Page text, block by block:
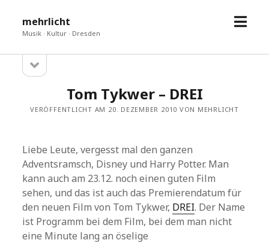
mehrlicht
Musik · Kultur · Dresden
Menü
Sidebar
öffnen
Tom Tykwer – DREI
VERÖFFENTLICHT AM 20. DEZEMBER 2010 VON MEHRLICHT
Liebe Leute, vergesst mal den ganzen
Adventsramsch, Disney und Harry Potter. Man
kann auch am 23.12. noch einen guten Film
sehen, und das ist auch das Premierendatum für
den neuen Film von Tom Tykwer, DREI. Der Name
ist Programm bei dem Film, bei dem man nicht
eine Minute lang an öselige